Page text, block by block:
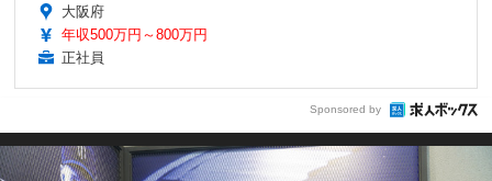
大阪府
年収500万円～800万円
正社員
Sponsored by